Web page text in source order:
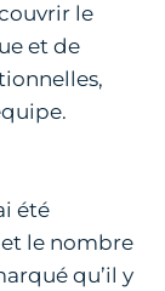
le
et de
été
le nombre
qu’il y